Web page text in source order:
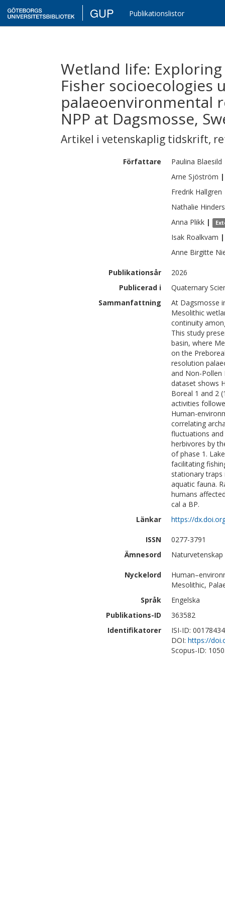
GUP Publikationslistor
Wetland life:
Fisher socioecologies
palaeoenvironmental
NPP at Dagsmosse,
Artikel i vetenskaplig tidskrift,
Författare Paulina Blaesild
Arne Sjöström |
Fredrik Hallgren
Nathalie Hinders
Anna Plikk |
Isak Roalkvam |
Anne Birgitte
Publikationsår
2026
Publicerad i
Quaternary
Sammanfattning
At Dagsmosse
Mesolithic
continuity
This study
basin, where
on the
resolution
and Non-Pollen
dataset shows
Boreal 1 and 2
activities
Human-
correlating
fluctuations
herbivores by
of phase 1.
facilitating
stationary traps
aquatic fauna.
humans
cal a BP.
Länkar
https://
ISSN
0277-3791
Ämnesord
Nyckelord
Mesolithic,
Språk
Engelska
Publikations-ID
363582
Identifikatorer
ISI-ID:
DOI: https://
Scopus-ID: